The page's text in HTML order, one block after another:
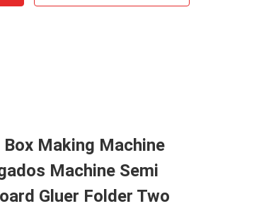
Making Machine
Machine Semi
Gluer Folder Two